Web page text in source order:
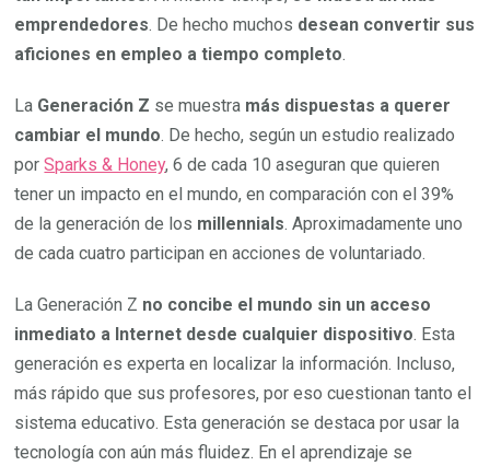
emprendedores. De hecho muchos desean convertir sus
aficiones en empleo a tiempo completo.
La Generación Z se muestra más dispuestas a querer
cambiar el mundo. De hecho, según un estudio realizado
porSparks & Honey, 6 de cada 10 aseguran que quieren
tener un impacto en el mundo, en comparación con el 39%
de la generación de los millennials. Aproximadamente uno
de cada cuatro participan en acciones de voluntariado.
La Generación Z no concibe el mundo sin un acceso
inmediato a Internet desde cualquier dispositivo. Esta
generación es experta en localizar la información. Incluso,
más rápido que sus profesores, por eso cuestionan tanto el
sistema educativo. Esta generación se destaca por usar la
tecnología con aún más fluidez. En el aprendizaje se